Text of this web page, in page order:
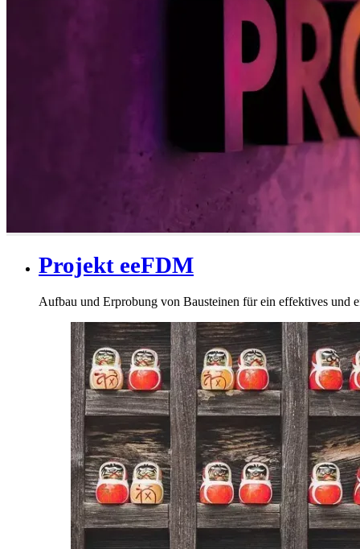
Projekt eeFDM
Aufbau und Erprobung von Bausteinen für ein effektives und